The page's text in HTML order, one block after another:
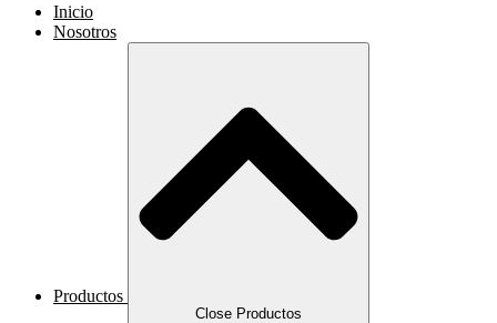
Inicio
Nosotros
Productos
Close Productos